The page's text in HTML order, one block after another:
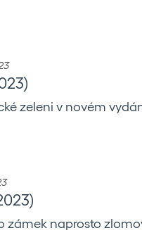
zeleni v novém
zámek naprosto